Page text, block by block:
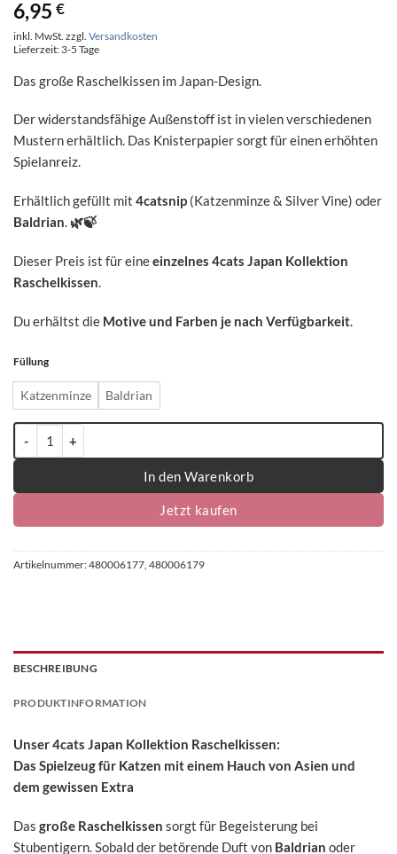
6,95 €
inkl. MwSt. zzgl. Versandkosten
Lieferzeit: 3-5 Tage
Das große Raschelkissen im Japan-Design.
Der widerstandsfähige Außenstoff ist in vielen verschiedenen
Mustern erhältlich. Das Knisterpapier sorgt für einen erhöhten
Spielanreiz.
Erhältlich gefüllt mit 4catsnip (Katzenminze & Silver Vine) oder
Baldrian. 🌿🍃
Dieser Preis ist für eineeinzelnes 4cats Japan Kollektion
Raschelkissen.
Du erhältst die Motive und Farben je nach Verfügbarkeit.
Füllung
Katzenminze Baldrian
In den Warenkorb
Jetzt kaufen
Artikelnummer:480006177, 480006179
BESCHREIBUNG
PRODUKTINFORMATION
Unser 4cats Japan Kollektion Raschelkissen:
Das Spielzeug für Katzen mit einem Hauch von Asien und
dem gewissen Extra
Das große Raschelkissen sorgt für Begeisterung bei
Stubentigern. Sobald der betörende Duft von Baldrian oder